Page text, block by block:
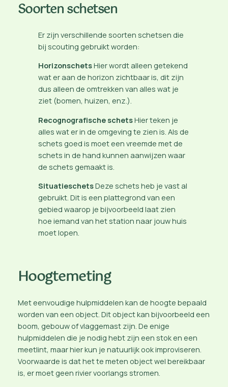
Soorten schetsen
Er zijn verschillende soorten schetsen die
bij scouting gebruikt worden:
HorizonschetsHier wordt alleen getekend
wat er aan de horizon zichtbaar is, dit zijn
dus alleen de omtrekken van alles wat je
ziet (bomen, huizen, enz.).
Recognografische schetsHier teken je
alles wat er in de omgeving te zien is. Als de
schets goed is moet een vreemde met de
schets in de hand kunnen aanwijzen waar
de schets gemaakt is.
SituatieschetsDeze schets heb je vast al
gebruikt. Dit is een plattegrond van een
gebied waarop je bijvoorbeeld laat zien
hoe iemand van het station naar jouw huis
moet lopen.
Hoogtemeting
Met eenvoudige hulpmiddelen kan de hoogte bepaald
worden van een object. Dit object kan bijvoorbeeld een
boom, gebouw of vlaggemast zijn. De enige
hulpmiddelen die je nodig hebt zijn een stok en een
meetlint, maar hier kun je natuurlijk ook improviseren.
Voorwaarde is dat het te meten object wel bereikbaar
is, er moet geen rivier voorlangs stromen.